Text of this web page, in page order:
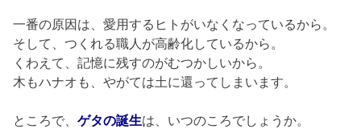
一番の原因は、愛用するヒトがいなくなっているから。
そして、つくれる職人が高齢化しているから。
くわえて、記憶に残すのがむつかしいから。
木もハナオも、やがては土に還ってしまいます。
ところで、ゲタの誕生は、いつのころでしょうか。